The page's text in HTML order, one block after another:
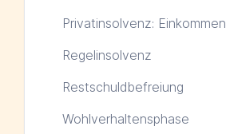
Privatinsolvenz: Einkommen
Regelinsolvenz
Restschuldbefreiung
Wohlverhaltensphase